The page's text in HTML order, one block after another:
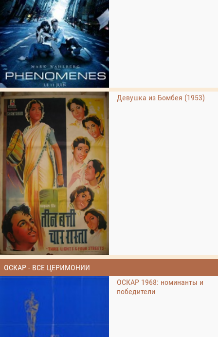
Девушка из Бомбея (1953)
ОСКАР - ВСЕ ЦЕРИМОНИИ
ОСКАР 1968: номинанты и
победители